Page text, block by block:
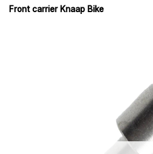
Front carrier Knaap Bike